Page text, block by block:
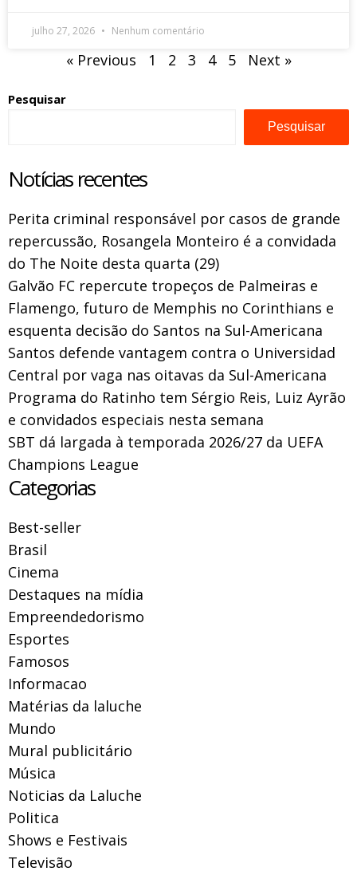
julho 27, 2026 Nenhum comentário
« Previous 1 2 3 4 5 Next »
Pesquisar
Pesquisar
Notícias recentes
Perita criminal responsável por casos de grande
repercussão, Rosangela Monteiro é a convidada
do The Noite desta quarta (29)
Galvão FC repercute tropeços de Palmeiras e
Flamengo, futuro de Memphis no Corinthians e
esquenta decisão do Santos na Sul-Americana
Santos defende vantagem contra o Universidad
Central por vaga nas oitavas da Sul-Americana
Programa do Ratinho tem Sérgio Reis, Luiz Ayrão
e convidados especiais nesta semana
SBT dá largada à temporada 2026/27 da UEFA
Champions League
Categorias
Best-seller
Brasil
Cinema
Destaques na mídia
Empreendedorismo
Esportes
Famosos
Informacao
Matérias da laluche
Mundo
Mural publicitário
Música
Noticias da Laluche
Politica
Shows e Festivais
Televisão